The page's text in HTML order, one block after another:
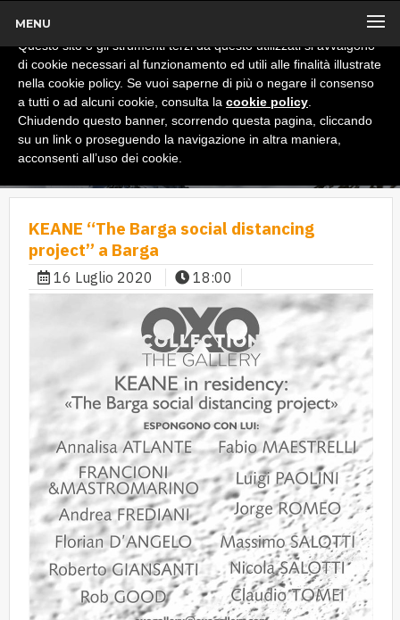
MENU
KEANE “The Barga social distancing
project” a Barga
16 Luglio 2020 18:00
x
Informativa
Questo sito o gli strumenti terzi da questo utilizzati si avvalgono
di cookie necessari al funzionamento ed utili alle finalità illustrate
nella cookie policy. Se vuoi saperne di più o negare il consenso
a tutti o ad alcuni cookie, consulta la cookie policy
Chiudendo questo banner, scorrendo questa pagina, cliccando
su un link o proseguendo la navigazione in altra maniera,
acconsenti all’uso dei cookie.